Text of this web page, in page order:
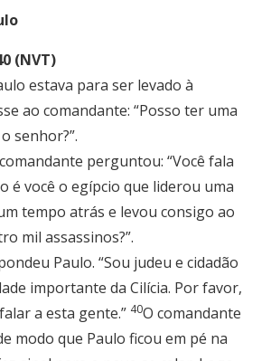
(NVT)
estava para ser levado à
ao comandante: “Posso ter uma
senhor?”.
perguntou: “Você fala
é você o egípcio que liderou uma
tempo atrás e levou consigo ao
mil assassinos?”.
Paulo. “Sou judeu e cidadão
importante da Cilícia. Por favor,
a esta gente.” 40O comandante
modo que Paulo ficou em pé na